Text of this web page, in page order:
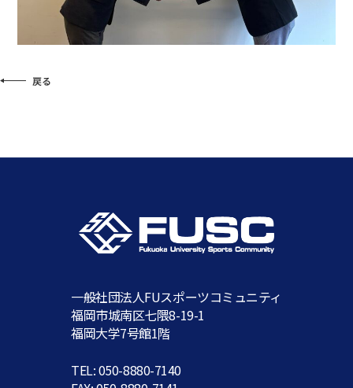
一般社団法人FUスポーツコミュニティ
福岡市城南区七隈8-19-1
福岡大学7号館1階
TEL: 050-8880-7140